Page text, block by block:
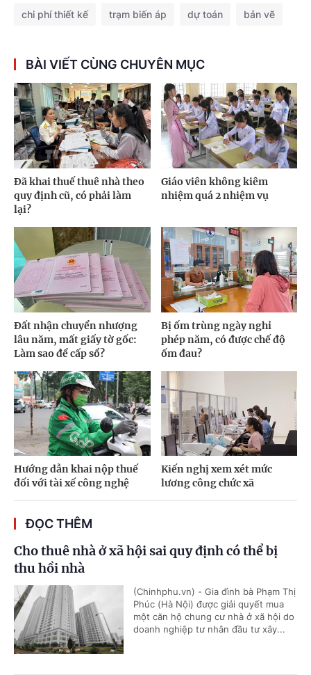
chi phí thiết kế trạm biến áp dự toán bản vẽ
BÀI VIẾT CÙNG CHUYÊN MỤC
Đã khai thuế thuê nhà theo
quy định cũ, có phải làm
lại?
Giáo viên không kiêm
nhiệm quá 2 nhiệm vụ
Đất nhận chuyển nhượng
lâu năm, mất giấy tờ gốc:
Làm sao để cấp sổ?
Bị ốm trùng ngày nghỉ
phép năm, có được chế độ
ốm đau?
Hướng dẫn khai nộp thuế
đối với tài xế công nghệ
Kiến nghị xem xét mức
lương công chức xã
ĐỌC THÊM
Cho thuê nhà ở xã hội sai quy định có thể bị
thu hồi nhà
(Chinhphu.vn) - Gia đình bà Phạm Thị
Phúc (Hà Nội) được giải quyết mua
một căn hộ chung cư nhà ở xã hội do
doanh nghiệp tư nhân đầu tư xây...